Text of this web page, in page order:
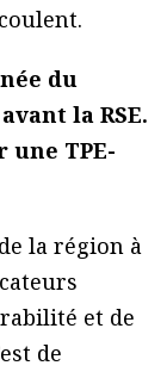
du
la RSE.
une TPE-
la région à
et de
de